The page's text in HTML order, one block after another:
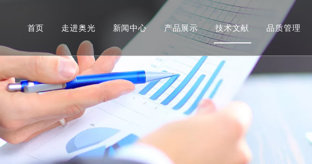
首页 走进奥光 新闻中心 产品展示 技术文献 品质管理